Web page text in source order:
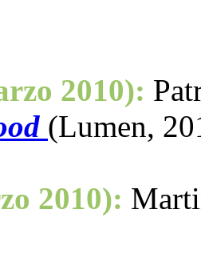
2010):
(Lumen,
2010):